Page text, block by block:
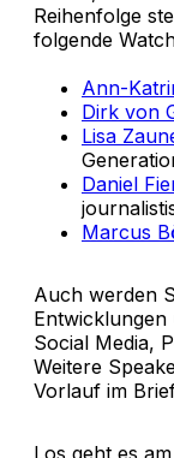
Reihenfolge
folgende
Ann-
Dirk von
Lisa
Daniel
Marcus
Auch werden
Social Media,
Weitere
Vorlauf im
Los geht es